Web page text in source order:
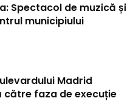
Spectacol de muzică și
municipiului
Madrid
către faza de execuție